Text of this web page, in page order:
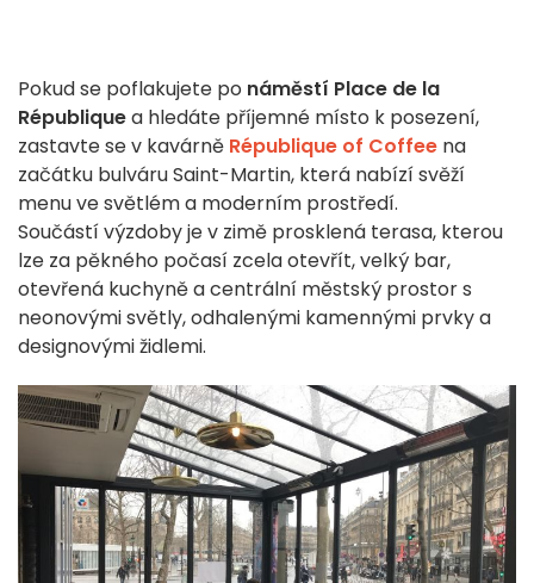
Pokud se poflakujete po náměstí Place de la
Républiquea hledáte příjemné místo k posezení,
zastavte se v kavárně République of Coffee na
začátku bulváru Saint-Martin, která nabízí svěží
menu ve světlém a moderním prostředí.
Součástí výzdoby je v zimě prosklená terasa, kterou
lze za pěkného počasí zcela otevřít, velký bar,
otevřená kuchyně a centrální městský prostor s
neonovými světly, odhalenými kamennými prvky a
designovými židlemi.